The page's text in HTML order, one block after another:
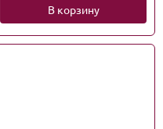
В корзину